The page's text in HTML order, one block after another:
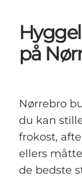
Områder
Planlæg
CopenPay
på
Nørrebro
du kan
frokost,
ellers
de bedste